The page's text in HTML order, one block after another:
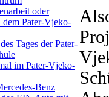
oder
dem Pater-Vjeko-
Tages der Pater-
im Pater-Vjeko-
Benz